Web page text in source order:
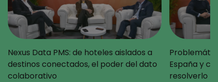
Nexus Data PMS: de hoteles aislados a
destinos conectados, el poder del dato
colaborativo
España y
resolverlo